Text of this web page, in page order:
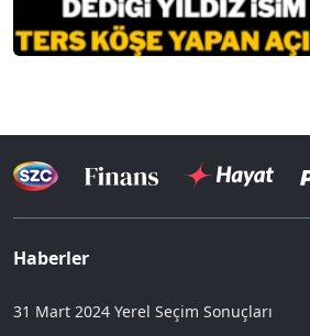
Haberler
31 Mart 2024 Yerel Seçim Sonuçları